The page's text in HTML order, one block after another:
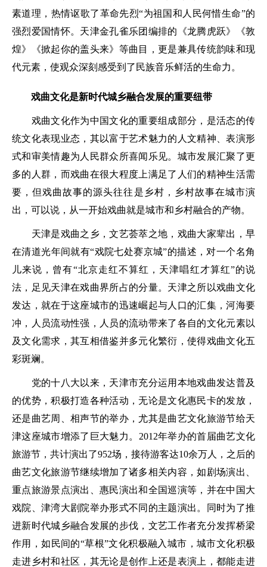
素道理，热情讴歌了革命先烈“为祖国和人民何惜生命”的
强烈爱国情怀。天津金孔雀乐团编排的《龙腾虎跃》《敦
煌》《掀起你的盖头来》等曲目，更是兼具传统韵味和现
代元素，使观众深刻感受到了民族音乐鲜活的生命力。
戏曲文化是新时代城乡融合发展的重要纽带
戏曲文化作为中国文化的重要组成部分，是活态的传
统文化表现业态，其以富于艺术魅力的人文精神、表演形
式和审美情趣为人民群众所喜闻乐见。城市发展汇聚了更
多的人群，而戏曲在很大程度上满足了人们的精神生活需
要，但戏曲故事的源头往往是乡村，乡村故事在城市演
出，可以说，从一开始戏曲就是城市和乡村融合的产物。
天津是戏曲之乡，文艺荟萃之地，戏曲大家辈出，早
在清道光年间就有“戏院七处赛京城”的描述，对一个名角
儿来说，曾有“北京走红不算红，天津唱红才算红”的说
法，足见天津在戏曲界所占的分量。天津之所以戏曲文化
发达，就在于这座城市的迅速崛起与人口的汇集，河海要
冲，人员流动性强，人员的流动带来了各自的文化元素以
及文化需求，其互相借鉴并多元化繁衍，使得戏曲文化五
彩斑斓。
党的十八大以来，天津市充分运用本地戏曲发达普及
的优势，积极打造各种活动，无论是文化惠民卡的发放，
还是曲艺周、相声节的举办，尤其是曲艺文化旅游节给天
津这座城市增添了巨大魅力。2012年举办的首届曲艺文化
旅游节，共计演出了952场，接待游客达10余万人，之后的
曲艺文化旅游节继续增加了诸多相关内容，如剧场演出、
重点旅游景点演出、惠民演出和全国巡演等，并在中国大
戏院、津湾大剧院举办形式不同的主题演出。同时为了推
进新时代城乡融合发展的步伐，文艺工作者充分发挥桥梁
作用，如民间的“草根”文化积极融入城市，城市文化积极
走进乡村和社区，其无论是创作上还是表演上，都能走进